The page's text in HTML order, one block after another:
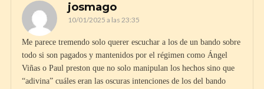
josmago
10/01/2025 a las 23:35
Me parece tremendo solo querer escuchar a los de un bando sobre
todo si son pagados y mantenidos por el régimen como Ángel
Viñas o Paul preston que no solo manipulan los hechos sino que
“adivina” cuáles eran las oscuras intenciones de los del bando